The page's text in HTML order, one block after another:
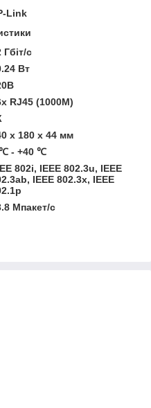
Link
Гбіт/c
Вт
RJ45 (1000M)
х 180 х 44 мм
- +40 ℃
802i, IEEE 802.3u, IEEE
IEEE 802.3x, IEEE
Мпакет/с